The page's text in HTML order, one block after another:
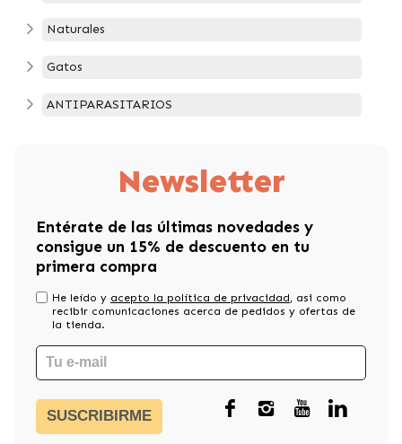
Naturales
Gatos
ANTIPARASITARIOS
Newsletter
Entérate de las últimas novedades y
consigue un 15% de descuento en tu
primera compra
He leído y acepto la política de privacidad, asi como
recibir comunicaciones acerca de pedidos y ofertas de
la tienda.
SUSCRIBIRME